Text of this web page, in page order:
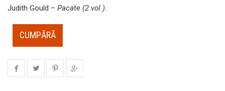
Judith Gould – Pacate (2 vol.).
CUMPĂRĂ